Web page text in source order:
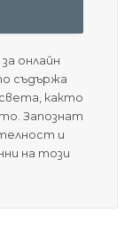
онлайн
съдържа
както
Запознат
и
на този